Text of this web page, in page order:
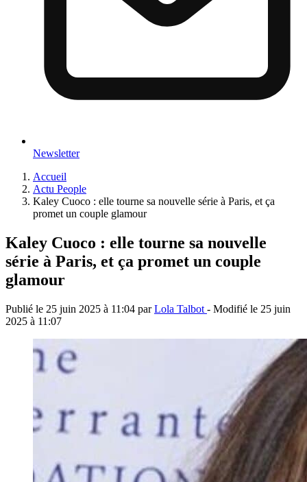
Newsletter
Accueil
Actu People
Kaley Cuoco : elle tourne sa nouvelle série à Paris, et ça
promet un couple glamour
Kaley Cuoco : elle tourne sa nouvelle
série à Paris, et ça promet un couple
glamour
Publié le 25 juin 2025 à 11:04 parLola Talbot - Modifié le 25 juin
2025 à 11:07